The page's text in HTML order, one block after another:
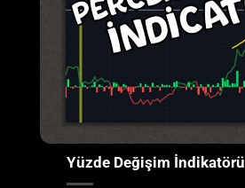
Yüzde Değişim İndikatörü